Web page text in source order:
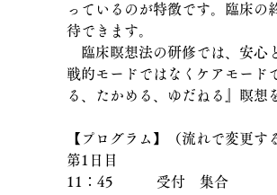
っているのが特徴です。臨床の
待できます。
臨床瞑想法の研修では、安心
戦的モードではなくケアモード
る、たかめる、ゆだねる』瞑想
【プログラム】（流れで変更す
第1日目
11：45　　　受付　集合